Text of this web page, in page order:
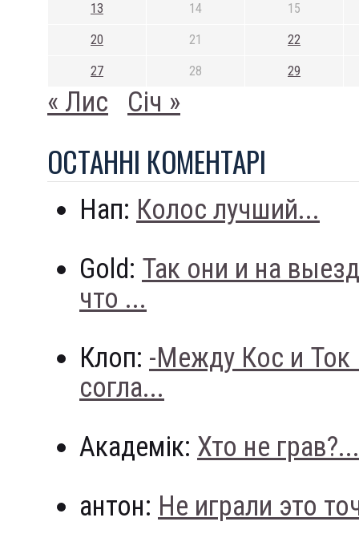
13 14 15
20 21 22
27 28 29
« Лис Січ »
ОСТАННI КОМЕНТАРI
Нап: Колос лучший...
Gold: Так они и на
что ...
Клоп: -Между Кос и
согла...
Академік: Хто не грав?...
антон: Не играли это